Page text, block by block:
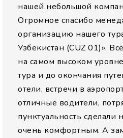
нашей небольшой
Огромное спасибо
организацию нашего
Узбекистан (CUZ 01)».
на самом высоком
тура и до окончания
отели, встречи в
отличные водители,
пунктуальность сделали
очень комфортным. А